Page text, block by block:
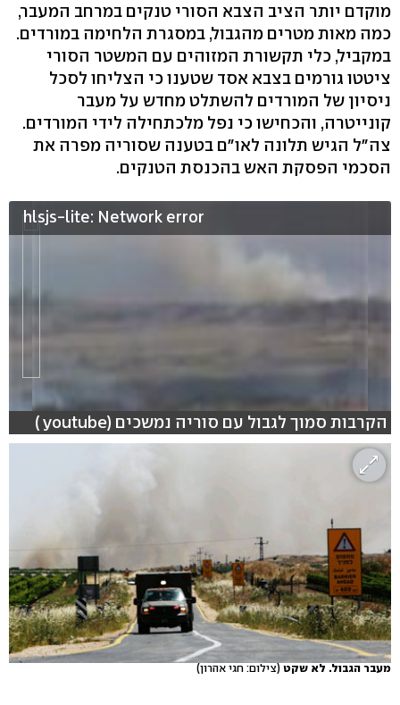
מוקדם יותר הציב הצבא הסורי טנקים במרחב המעבר,
כמה מאות מטרים מהגבול, במסגרת הלחימה במורדים.
במקביל, כלי תקשורת המזוהים עם המשטר הסורי
ציטטו גורמים בצבא אסד שטענו כי הצליחו לסכל
ניסיון של המורדים להשתלט מחדש על מעבר
קונייטרה, והכחישו כי נפל מלכתחילה לידי המורדים.
צה"ל הגיש תלונה לאו"ם בטענה שסוריה מפרה את
הסכמי הפסקת האש בהכנסת הטנקים.
hlsjs-lite: Network error
הקרבות סמוך לגבול עם סוריה נמשכים (youtube )
מעבר הגבול. לא שקט (צילום: חגי אהרון)